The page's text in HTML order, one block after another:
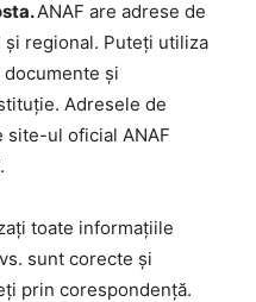
ANAF are adrese de
regional. Puteți utiliza
și
Adresele de
site-ul oficial ANAF
toate informațiile
sunt corecte și
prin corespondență.